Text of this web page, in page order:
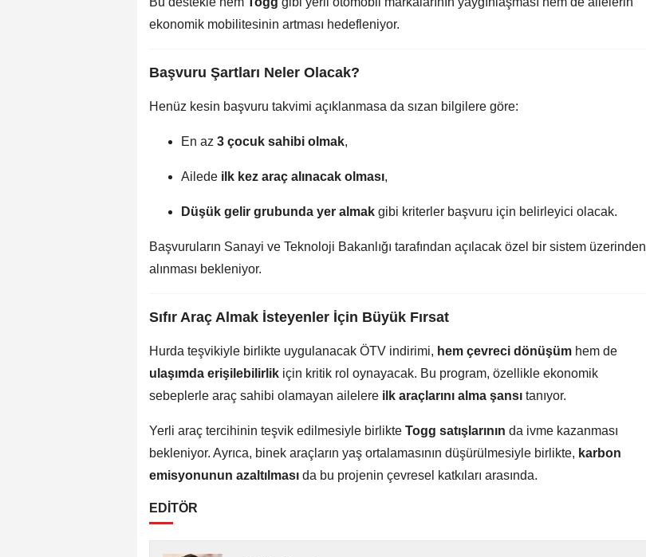
ekonomik mobilitesinin artması hedefleniyor.
Başvuru Şartları Neler Olacak?
Henüz kesin başvuru takvimi açıklanmasa da sızan bilgilere göre:
En az 3 çocuk sahibi olmak,
Ailede ilk kez araç alınacak olması,
Düşük gelir grubunda yer almak gibi kriterler başvuru için belirleyici olacak.
Başvuruların Sanayi ve Teknoloji Bakanlığı tarafından açılacak özel bir sistem üzerinden
alınması bekleniyor.
Sıfır Araç Almak İsteyenler İçin Büyük Fırsat
Hurda teşvikiyle birlikte uygulanacak ÖTV indirimi, hem çevreci dönüşüm hem de
ulaşımda erişilebilirlik için kritik rol oynayacak. Bu program, özellikle ekonomik
sebeplerle araç sahibi olamayan ailelere ilk araçlarını alma şansı tanıyor.
Yerli araç tercihinin teşvik edilmesiyle birlikte Togg satışlarının da ivme kazanması
bekleniyor. Ayrıca, binek araçların yaş ortalamasının düşürülmesiyle birlikte, karbon
emisyonunun azaltılması da bu projenin çevresel katkıları arasında.
EDİTÖR